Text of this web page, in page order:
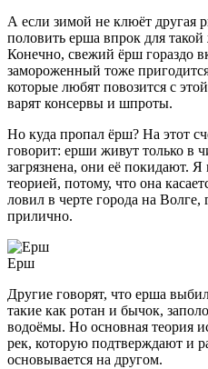
А если зимой не клюёт другая
половить ерша впрок для
Конечно, свежий ёрш гораздо
замороженный тоже
которые любят повозится с
варят консервы и шпроты.
Но куда пропал ёрш? На этот
говорит: ерши живут только в
загрязнена, они её покидают. Я
теорией, потому, что она
ловил в черте города на Волге,
прилично.
Ерш
Другие говорят, что ерша
такие как ротан и бычок,
водоёмы. Но основная теория
рек, которую подтверждают и
основывается на другом.